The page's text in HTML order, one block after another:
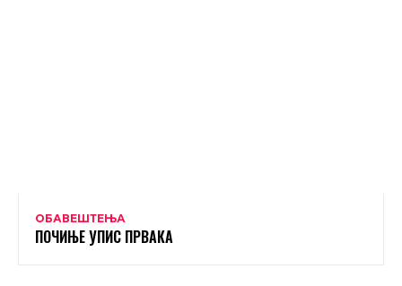
ОБАВЕШТЕЊА
ПОЧИЊЕ УПИС ПРВАКА